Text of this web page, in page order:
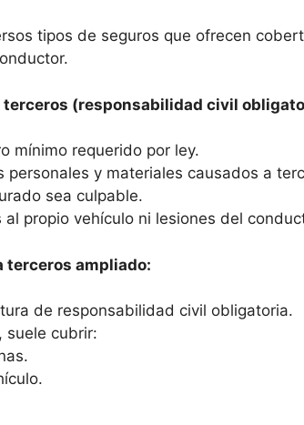
tipos de seguros que ofrecen
terceros (responsabilidad civil
mínimo requerido por ley.
personales y materiales causados a
sea culpable.
al propio vehículo ni lesiones del
terceros ampliado:
de responsabilidad civil obligatoria.
suele cubrir: